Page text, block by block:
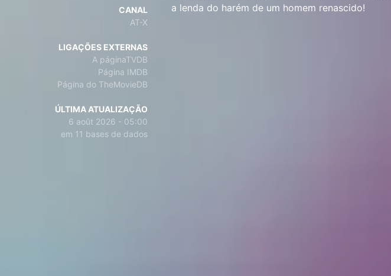
CANAL
AT-X
LIGAÇÕES EXTERNAS
A páginaTVDB
Página IMDB
Página do TheMovieDB
ÚLTIMA ATUALIZAÇÃO
6 août 2026 - 05:00
em 11 bases de dados
a lenda do harém de um homem renascido!